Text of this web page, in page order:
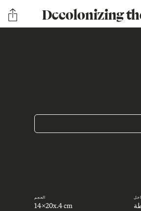
Decolonizing
الحجم
14x20x.4 cm